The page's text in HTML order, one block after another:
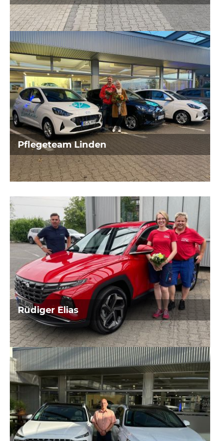
Pflegeteam Linden
Rüdiger Elias
Gebäudereinigung und Liftvermietung
aus Bochum
Bestattungen
aus Oer-Erkenschwick und Recklinghausen
Hausnotruffahrzeug
OV Hattingen